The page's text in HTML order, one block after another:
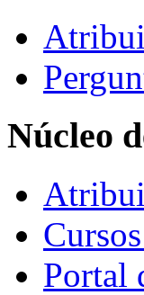
Núcleo
Portal